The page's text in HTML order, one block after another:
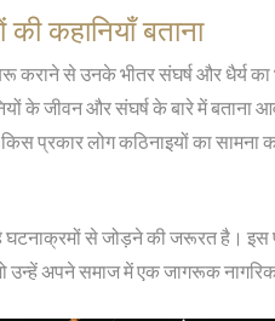
कहानियाँ बताना
कराने से उनके भीतर संघर्ष और धैर्य का
के जीवन और संघर्ष के बारे में बताना
प्रकार लोग कठिनाइयों का
घटनाक्रमों से जोड़ने की जरूरत है। इस
उन्हें अपने समाज में एक जागरूक